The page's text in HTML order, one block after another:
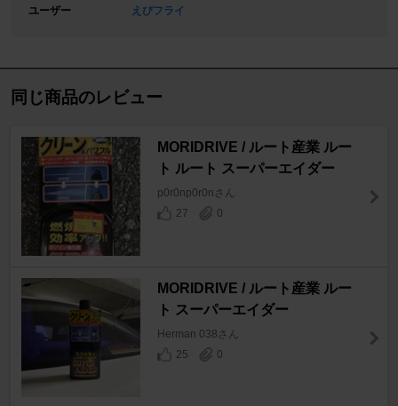
ユーザー えびフライ
同じ商品のレビュー
MORIDRIVE / ルート産業 ルー
ト ルート スーパーエイダー
p0r0np0r0nさん
27
0
MORIDRIVE / ルート産業 ルー
ト スーパーエイダー
Herman 038さん
25
0